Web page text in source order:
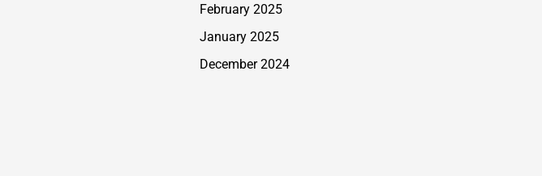
February 2025
January 2025
December 2024